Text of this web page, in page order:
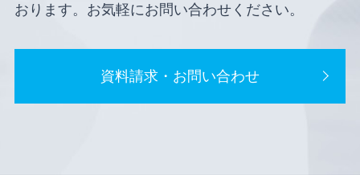
おります。お気軽にお問い合わせください。
資料請求・お問い合わせ